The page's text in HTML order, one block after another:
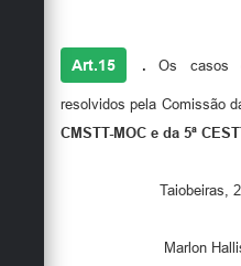
Art.15 .Os casos
resolvidos pela Comissão
CMSTT-MOC e da 5ª
Taiobeiras,
Marlon